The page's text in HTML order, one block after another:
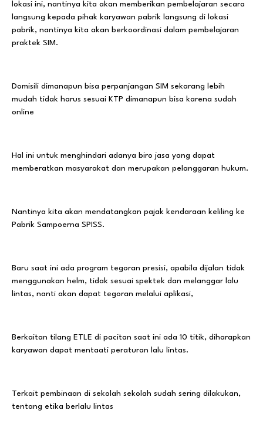
lokasi ini, nantinya kita akan memberikan pembelajaran secara
langsung kepada pihak karyawan pabrik langsung di lokasi
pabrik, nantinya kita akan berkoordinasi dalam pembelajaran
praktek SIM.
Domisili dimanapun bisa perpanjangan SIM sekarang lebih
mudah tidak harus sesuai KTP dimanapun bisa karena sudah
online
Hal ini untuk menghindari adanya biro jasa yang dapat
memberatkan masyarakat dan merupakan pelanggaran hukum.
Nantinya kita akan mendatangkan pajak kendaraan keliling ke
Pabrik Sampoerna SPISS.
Baru saat ini ada program tegoran presisi, apabila dijalan tidak
menggunakan helm, tidak sesuai spektek dan melanggar lalu
lintas, nanti akan dapat tegoran melalui aplikasi,
Berkaitan tilang ETLE di pacitan saat ini ada 10 titik, diharapkan
karyawan dapat mentaati peraturan lalu lintas.
Terkait pembinaan di sekolah sekolah sudah sering dilakukan,
tentang etika berlalu lintas